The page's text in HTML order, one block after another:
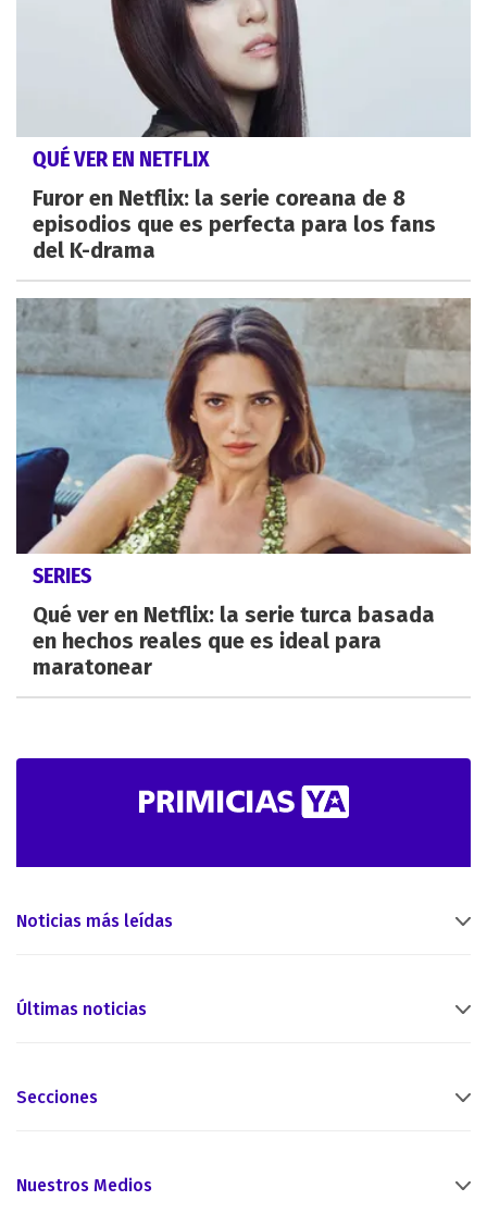
QUÉ VER EN NETFLIX
Furor en Netflix: la serie coreana de 8
episodios que es perfecta para los fans
del K-drama
SERIES
Qué ver en Netflix: la serie turca basada
en hechos reales que es ideal para
maratonear
Noticias más leídas
Últimas noticias
Secciones
Nuestros Medios